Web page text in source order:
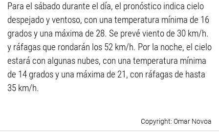
Para el sábado durante el día, el pronóstico indica cielo
despejado y ventoso, con una temperatura mínima de 16
grados y una máxima de 28. Se prevé viento de 30 km/h.
y ráfagas que rondarán los 52 km/h. Por la noche, el cielo
estará con algunas nubes, con una temperatura mínima
de 14 grados y una máxima de 21, con ráfagas de hasta
35 km/h.
Omar Novoa